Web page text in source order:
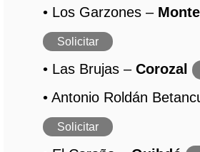
• Los Garzones –
Solicitar
• Las Brujas –Corozal
• Antonio Roldán
Solicitar